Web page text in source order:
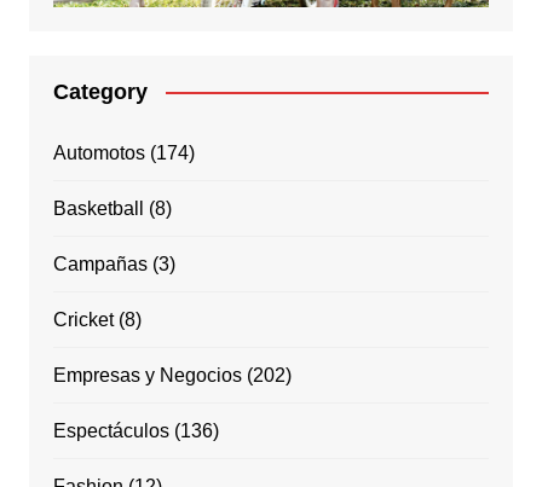
Category
Automotos(174)
Basketball (8)
Campañas(3)
Cricket(8)
Empresas y Negocios(202)
Espectáculos(136)